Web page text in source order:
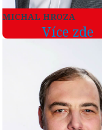
MICHAL HROZA
Více zde